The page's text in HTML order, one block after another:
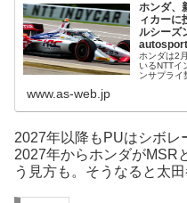
ホンダ、
ィカーに
ルシーズ
ホンダは2
いるNTTイ
ンサプライ
www.as-web.jp
2027年以降もPUはシボレ
2027年からホンダがMSR
う見方も。そうなると太